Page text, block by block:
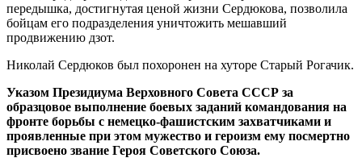
передышка, достигнутая ценой жизни Сердюкова, позволила
бойцам его подразделения уничтожить мешавший
продвижению дзот.
Николай Сердюков был похоронен на хуторе Старый Рогачик.
Указом Президиума Верховного Совета СССР за
образцовое выполнение боевых заданий командования на
фронте борьбы с немецко-фашистским захватчиками и
проявленные при этом мужество и героизм ему посмертно
присвоено звание Героя Советского Союза.